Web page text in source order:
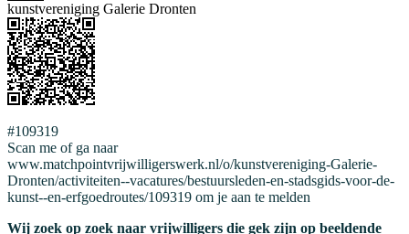
kunstvereniging Galerie Dronten
#109319
Scan me of ga naar
www.matchpointvrijwilligerswerk.nl/o/kunstvereniging-Galerie-
Dronten/activiteiten--vacatures/bestuursleden-en-stadsgids-voor-de-
kunst--en-erfgoedroutes/109319 om je aan te melden
Wij zoek op zoek naar vrijwilligers die gek zijn op beeldende